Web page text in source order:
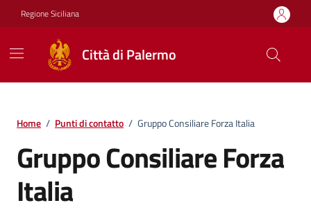
Vai ai contenuti
Vai al footer
Regione Siciliana
Città di Palermo
Home / Punti di contatto / Gruppo Consiliare Forza Italia
Gruppo Consiliare Forza
Italia